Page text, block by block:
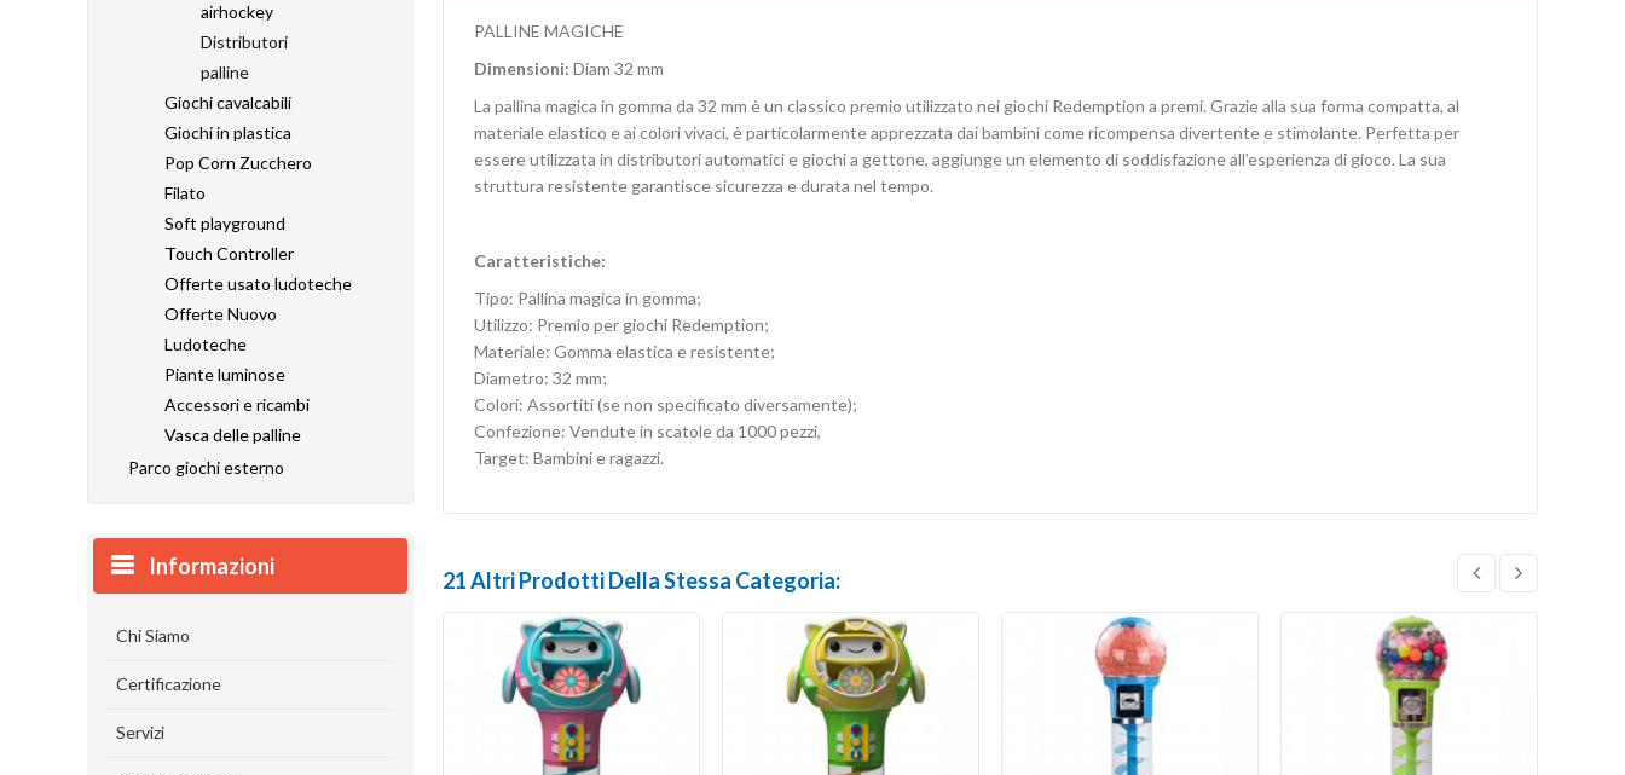
airhockey
Distributori
palline
Giochi cavalcabili
Giochi in plastica
Pop Corn Zucchero
Filato
Soft playground
Touch Controller
Offerte usato ludoteche
Offerte Nuovo
Ludoteche
Piante luminose
Accessori e ricambi
Vasca delle palline
Parco giochi esterno
Informazioni
Chi Siamo
Certificazione
Servizi
PALLINE MAGICHE
Dimensioni: Diam 32 mm
La pallina magica in gomma da 32 mm è un classico premio utilizzato nei giochi Redemption a premi. Grazie alla sua forma compatta, al
materiale elastico e ai colori vivaci, è particolarmente apprezzata dai bambini come ricompensa divertente e stimolante. Perfetta per
essere utilizzata in distributori automatici e giochi a gettone, aggiunge un elemento di soddisfazione all’esperienza di gioco. La sua
struttura resistente garantisce sicurezza e durata nel tempo.
Caratteristiche:
Tipo: Pallina magica in gomma;
Utilizzo: Premio per giochi Redemption;
Materiale: Gomma elastica e resistente;
Diametro: 32 mm;
Colori: Assortiti (se non specificato diversamente);
Confezione: Vendute in scatole da 1000 pezzi,
Target: Bambini e ragazzi.
21 Altri Prodotti Della Stessa Categoria: